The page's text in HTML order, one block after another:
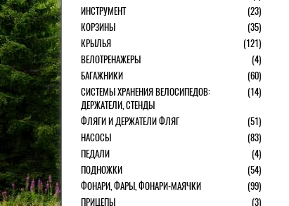
ИНСТРУМЕНТ
(23)
КОРЗИНЫ
(35)
КРЫЛЬЯ
(121)
ВЕЛОТРЕНАЖЕРЫ
(4)
БАГАЖНИКИ
(60)
СИСТЕМЫ ХРАНЕНИЯ ВЕЛОСИПЕДОВ:
ДЕРЖАТЕЛИ, СТЕНДЫ
(14)
ФЛЯГИ И ДЕРЖАТЕЛИ ФЛЯГ
(51)
НАСОСЫ
(83)
ПЕДАЛИ
(4)
ПОДНОЖКИ
(54)
ФОНАРИ, ФАРЫ, ФОНАРИ-МАЯЧКИ
(99)
ПРИЦЕПЫ
(3)